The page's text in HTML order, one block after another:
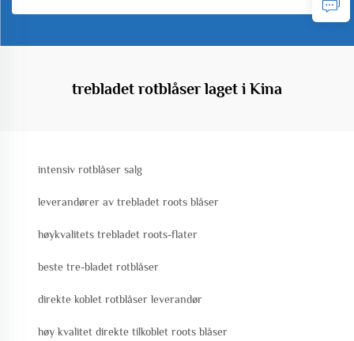
trebladet rotblåser laget i Kina
intensiv rotblåser salg
leverandører av trebladet roots blåser
høykvalitets trebladet roots-flater
beste tre-bladet rotblåser
direkte koblet rotblåser leverandør
høy kvalitet direkte tilkoblet roots blåser